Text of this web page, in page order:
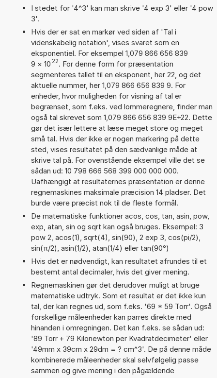
I stedet for '4^3' kan man skrive '4 exp 3' eller '4 pow
3'.
Hvis der er sat en markør ved siden af 'Tal i
videnskabelig notation', vises svaret som en
eksponentiel. For eksempel 1,079 866 656 839
9 × 10 22. For denne form for præsentation
segmenteres tallet til en eksponent, her 22, og det
aktuelle nummer, her 1,079 866 656 839 9. For
enheder, hvor muligheden for visning af tal er
begrænset, som f.eks. ved lommeregnere, finder man
også tal skrevet som 1,079 866 656 839 9E+22. Dette
gør det især lettere at læse meget store og meget
små tal. Hvis der ikke er nogen markering på dette
sted, vises resultatet på den sædvanlige måde at
skrive tal på. For ovenstående eksempel ville det se
sådan ud: 10 798 666 568 399 000 000 000.
Uafhængigt at resultaternes præsentation er denne
regnemaskines maksimale præcision 14 pladser. Det
burde være præcist nok til de fleste formål.
De matematiske funktioner acos, cos, tan, asin, pow,
exp, atan, sin og sqrt kan også bruges. Eksempel: 3
pow 2, acos(1), sqrt(4), sin(90), 2 exp 3, cos(pi/2),
sin(π/2), asin(1/2), atan(1/4) eller tan(90°)
Hvis det er nødvendigt, kan resultatet afrundes til et
bestemt antal decimaler, hvis det giver mening.
Regnemaskinen gør det derudover muligt at bruge
matematiske udtryk. Som et resultat er det ikke kun
tal, der kan regnes ud, som f.eks. '69 * 59 Torr'. Også
forskellige måleenheder kan parres direkte med
hinanden i omregningen. Det kan f.eks. se sådan ud:
'89 Torr + 79 Kilonewton per Kvadratdecimeter' eller
'49mm x 39cm x 29dm = ? cm^3'. De på denne måde
kombinerede måleenheder skal selvfølgelig passe
sammen og give mening i den pågældende